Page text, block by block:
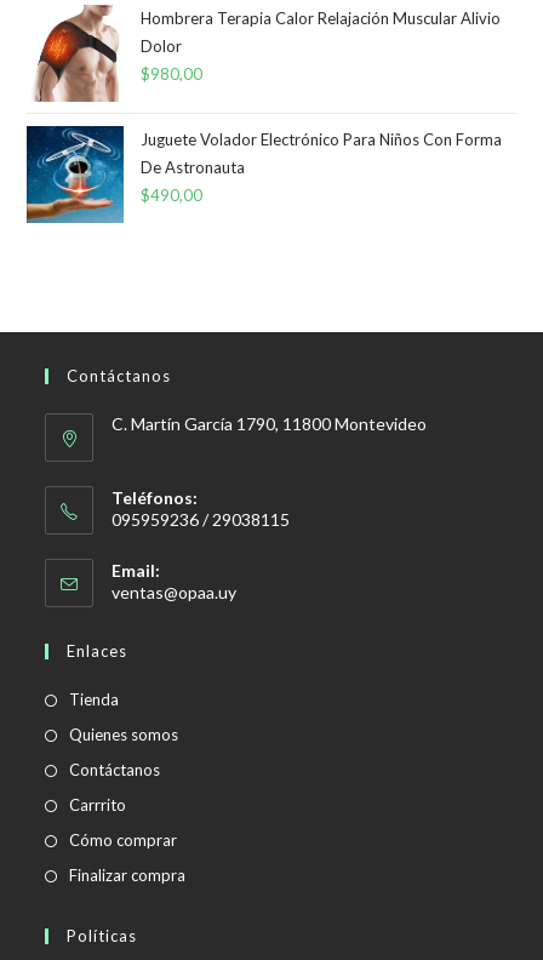
Hombrera Terapia Calor Relajación Muscular Alivio
Dolor
$980,00
Juguete Volador Electrónico Para Niños Con Forma
De Astronauta
$490,00
Contáctanos
C. Martín García 1790, 11800 Montevideo
Teléfonos:
095959236 / 29038115
Email:
ventas@opaa.uySe
Enlaces
Tienda
Quienes somos
Contáctanos
Carrrito
Cómo comprar
Finalizar compra
Políticas